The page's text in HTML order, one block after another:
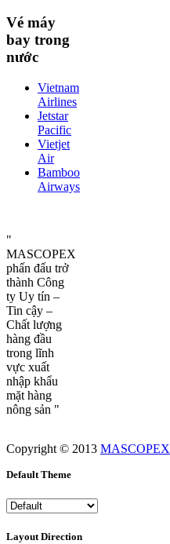
Vé máy
bay trong
nước
Vietnam
Airlines
Jetstar
Pacific
Vietjet
Air
Bamboo
Airways
"
MASCOPEX
phấn đấu trở
thành Công
ty Uy tín –
Tin cậy –
Chất lượng
hàng đầu
trong lĩnh
vực xuất
nhập khẩu
mặt hàng
nông sản "
Copyright © 2013 MASCOPEX
Default Theme
Layout Direction